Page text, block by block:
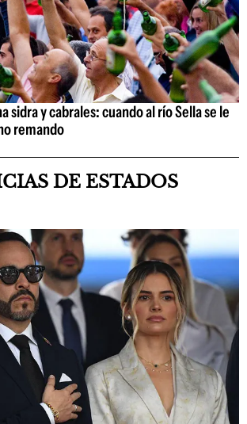
sidra y cabrales: cuando al río Sella se le
remando
DE ESTADOS